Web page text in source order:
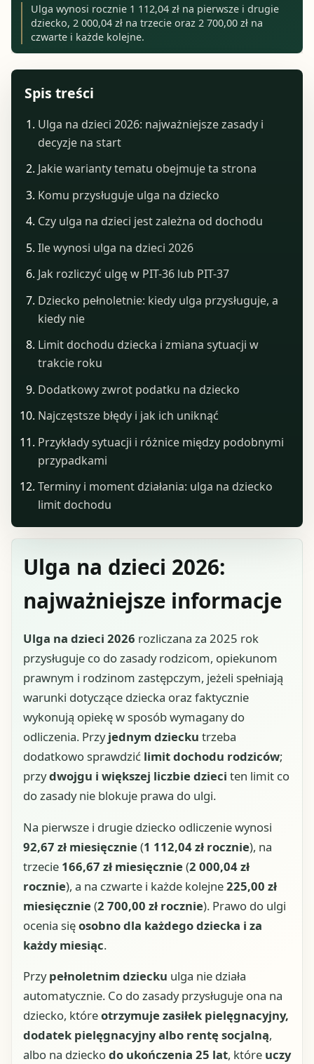
Ulga wynosi rocznie 1 112,04 zł na pierwsze i drugie
dziecko, 2 000,04 zł na trzecie oraz 2 700,00 zł na
czwarte i każde kolejne.
Ulga na dzieci 2026:
najważniejsze informacje
Ulga na dzieci 2026 rozliczana za 2025 rok
przysługuje co do zasady rodzicom, opiekunom
prawnym i rodzinom zastępczym, jeżeli spełniają
warunki dotyczące dziecka oraz faktycznie
wykonują opiekę w sposób wymagany do
odliczenia. Przyjednym dziecku trzeba
dodatkowo sprawdzić limit dochodu rodziców;
przydwojgu i większej liczbie dzieci ten limit co
do zasady nie blokuje prawa do ulgi.
Na pierwsze i drugie dziecko odliczenie wynosi
92,67 zł miesięcznie(1 112,04 zł rocznie), na
trzecie 166,67 zł miesięcznie (2 000,04 zł
rocznie), a na czwarte i każde kolejne225,00 zł
miesięcznie(2 700,00 zł rocznie). Prawo do ulgi
ocenia sięosobno dla każdego dziecka i za
każdy miesiąc.
Przypełnoletnim dziecku ulga nie działa
automatycznie. Co do zasady przysługuje ona na
dziecko, któreotrzymuje zasiłek pielęgnacyjny,
dodatek pielęgnacyjny albo rentę socjalną,
albo na dzieckodo ukończenia 25 lat, które uczy
Spis treści
Ulga na dzieci 2026: najważniejsze zasady i
decyzje na start
Jakie warianty tematu obejmuje ta strona
Komu przysługuje ulga na dziecko
Czy ulga na dzieci jest zależna od dochodu
Ile wynosi ulga na dzieci 2026
Jak rozliczyć ulgę w PIT-36 lub PIT-37
Dziecko pełnoletnie: kiedy ulga przysługuje, a
kiedy nie
Limit dochodu dziecka i zmiana sytuacji w
trakcie roku
Dodatkowy zwrot podatku na dziecko
Najczęstsze błędy i jak ich uniknąć
Przykłady sytuacji i różnice między podobnymi
przypadkami
Terminy i moment działania: ulga na dziecko
limit dochodu